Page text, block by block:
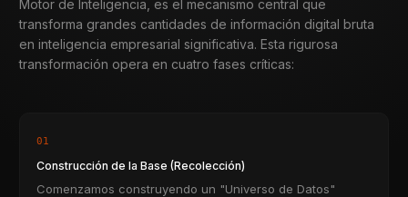
Motor de Inteligencia, es el mecanismo central que
transforma grandes cantidades de información digital bruta
en inteligencia empresarial significativa. Esta rigurosa
transformación opera en cuatro fases críticas:
01
Construcción de la Base (Recolección)
Comenzamos construyendo un "Universo de Datos"